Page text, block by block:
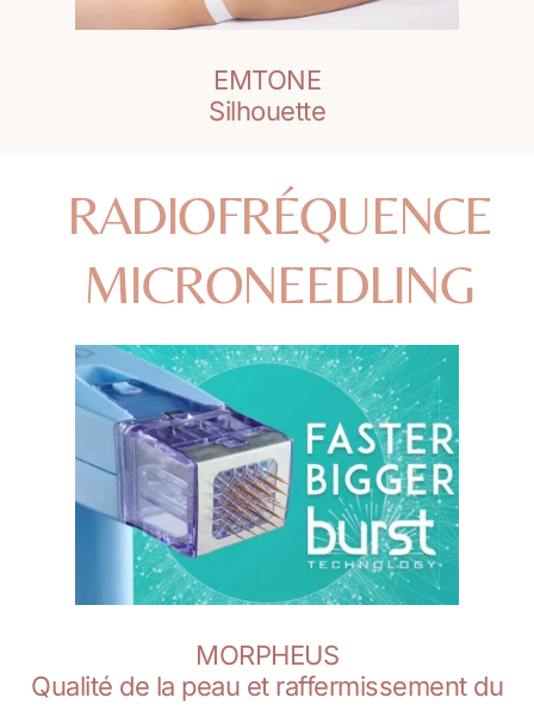
EMTONE
Silhouette
RADIOFRÉQUENCE
MICRONEEDLING
MORPHEUS
Qualité de la peau et raffermissement du